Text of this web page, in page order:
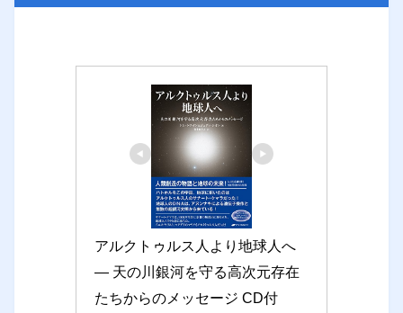
アルクトゥルス人より地球人へ
― 天の川銀河を守る高次元存在
たちからのメッセージ CD付